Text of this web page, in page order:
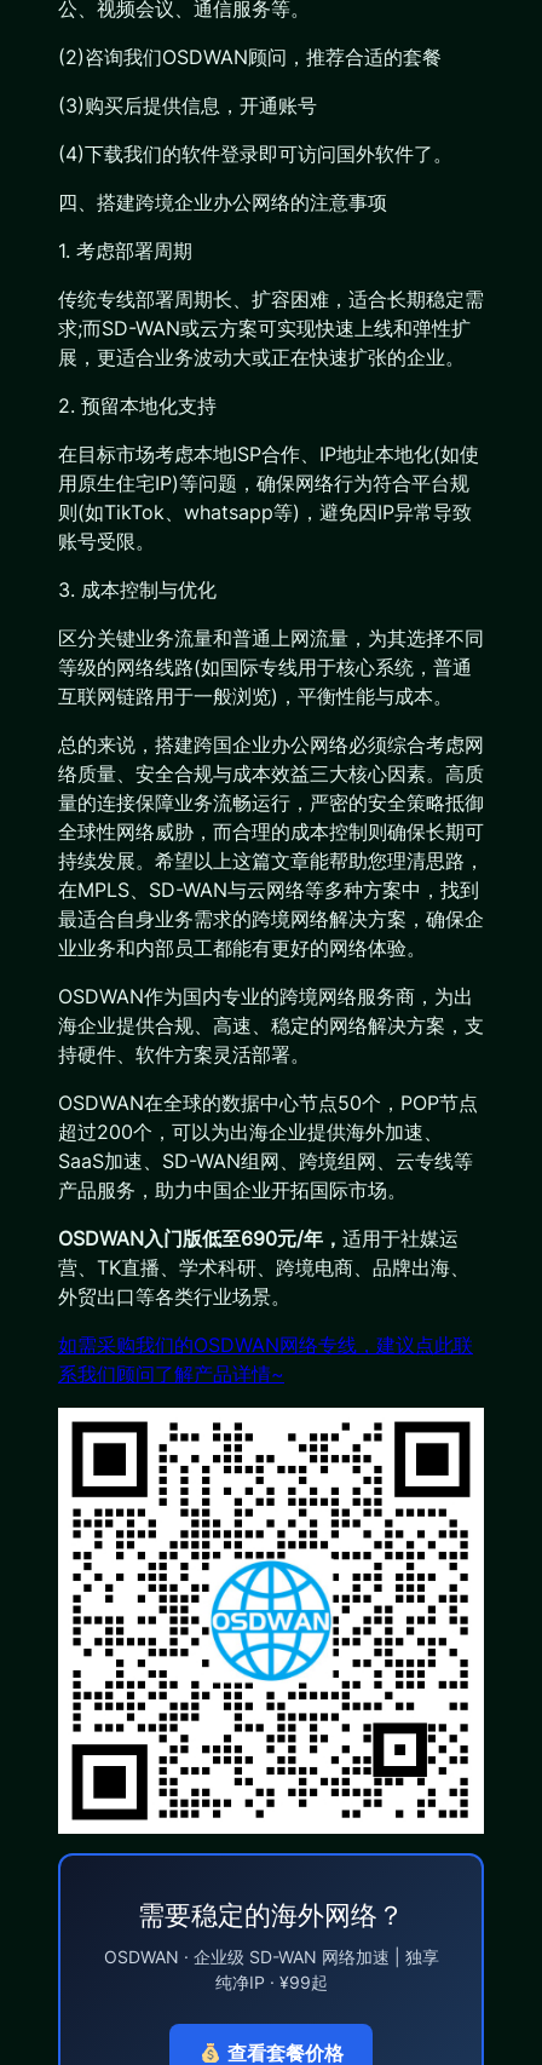
公、视频会议、通信服务等。
(2)咨询我们OSDWAN顾问，推荐合适的套餐
(3)购买后提供信息，开通账号
(4)下载我们的软件登录即可访问国外软件了。
四、搭建跨境企业办公网络的注意事项
1. 考虑部署周期
传统专线部署周期长、扩容困难，适合长期稳定需
求;而SD-WAN或云方案可实现快速上线和弹性扩
展，更适合业务波动大或正在快速扩张的企业。
2. 预留本地化支持
在目标市场考虑本地ISP合作、IP地址本地化(如使
用原生住宅IP)等问题，确保网络行为符合平台规
则(如TikTok、whatsapp等)，避免因IP异常导致
账号受限。
3. 成本控制与优化
区分关键业务流量和普通上网流量，为其选择不同
等级的网络线路(如国际专线用于核心系统，普通
互联网链路用于一般浏览)，平衡性能与成本。
总的来说，搭建跨国企业办公网络必须综合考虑网
络质量、安全合规与成本效益三大核心因素。高质
量的连接保障业务流畅运行，严密的安全策略抵御
全球性网络威胁，而合理的成本控制则确保长期可
持续发展。希望以上这篇文章能帮助您理清思路，
在MPLS、SD-WAN与云网络等多种方案中，找到
最适合自身业务需求的跨境网络解决方案，确保企
业业务和内部员工都能有更好的网络体验。
OSDWAN作为国内专业的跨境网络服务商，为出
海企业提供合规、高速、稳定的网络解决方案，支
持硬件、软件方案灵活部署。
OSDWAN在全球的数据中心节点50个，POP节点
超过200个，可以为出海企业提供海外加速、
SaaS加速、SD-WAN组网、跨境组网、云专线等
产品服务，助力中国企业开拓国际市场。
OSDWAN入门版低至690元/年， 适用于社媒运
营、TK直播、学术科研、跨境电商、品牌出海、
外贸出口等各类行业场景。
如需采购我们的OSDWAN网络专线，建议点此联
系我们顾问了解产品详情~​
需要稳定的海外网络？
OSDWAN · 企业级 SD-WAN 网络加速 | 独享
纯净IP · ¥99起
查看套餐价格